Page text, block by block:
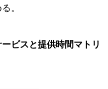
。
ビスと提供時間マトリ